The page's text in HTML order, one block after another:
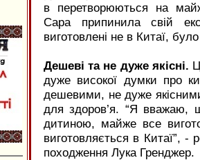
в перетворюються на
Сара припинила свій
виготовлені не в Китаї,
Дешеві та не дуже якісні.
дуже високої думки про
дешевими, не дуже
для здоров’я. “Я вважаю,
дитиною, майже все
виготовляється в Китаї”, -
походження Лука Гренджер.